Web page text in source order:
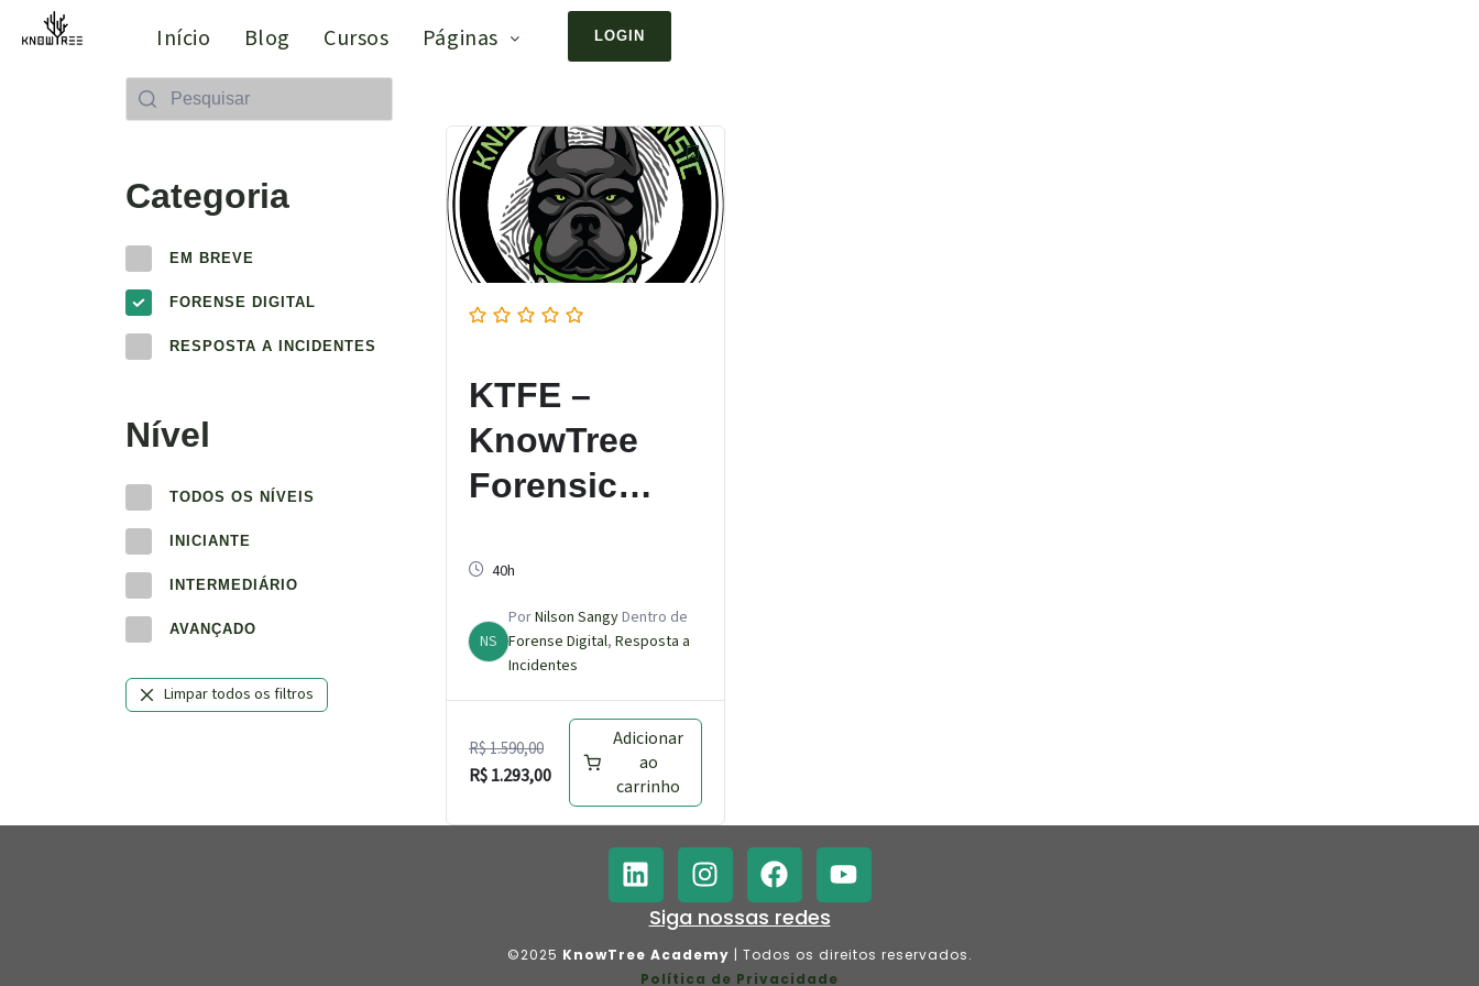
Início Blog Cursos Páginas LOGIN
Categoria
EM BREVE
FORENSE DIGITAL
RESPOSTA A INCIDENTES
Nível
TODOS OS NÍVEIS
INICIANTE
INTERMEDIÁRIO
AVANÇADO
Limpar todos os filtros
KTFE –
KnowTree
Forensic
40h
NS
PorNilson SangyDentro de
Forense Digital, Resposta a
Incidentes
R$1.590,00
R$1.293,00
Adicionar
ao
carrinho
Siga nossas redes
©2025 KnowTree Academy | Todos os direitos reservados.
Política de Privacidade